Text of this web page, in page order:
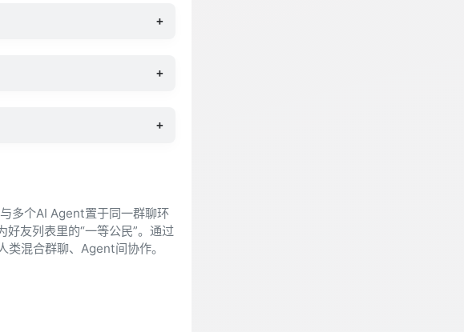
+
+
+
多个AI Agent置于同一群聊环
友列表里的“一等公民”。通过
混合群聊、Agent间协作。